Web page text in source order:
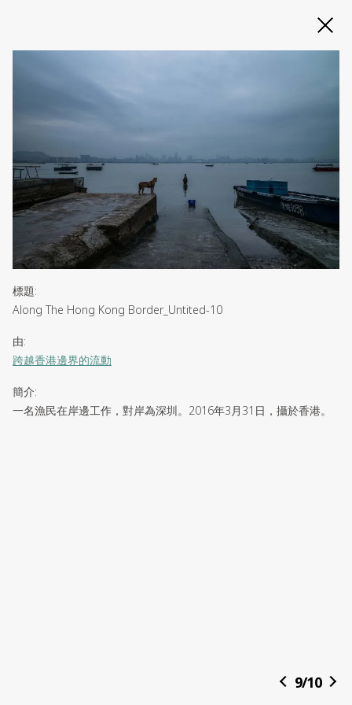
標題:
Along The Hong Kong Border_Untited-10
由:
跨越香港邊界的流動
簡介:
一名漁民在岸邊工作，對岸為深圳。2016年3月31日，攝於香港。
9/10